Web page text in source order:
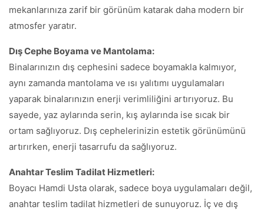
mekanlarınıza zarif bir görünüm katarak daha modern bir
atmosfer yaratır.
Dış Cephe Boyama ve Mantolama:
Binalarınızın dış cephesini sadece boyamakla kalmıyor,
aynı zamanda mantolama ve ısı yalıtımı uygulamaları
yaparak binalarınızın enerji verimliliğini artırıyoruz. Bu
sayede, yaz aylarında serin, kış aylarında ise sıcak bir
ortam sağlıyoruz. Dış cephelerinizin estetik görünümünü
artırırken, enerji tasarrufu da sağlıyoruz.
Anahtar Teslim Tadilat Hizmetleri:
Boyacı Hamdi Usta olarak, sadece boya uygulamaları değil,
anahtar teslim tadilat hizmetleri de sunuyoruz. İç ve dış